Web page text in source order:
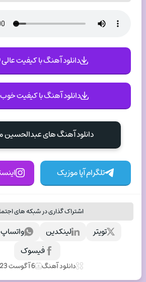
دانلود آهنگ با کیفیت عالی 320
دانلود آهنگ با کیفیت خوب 128
دانلود آهنگ های عبدالحسین
تلگرام آپا موزیک
اشتراک گذاری در شبکه های
واتساپ لینکدین
تویتر
فیسوک
دانلود آهنگ 6 آگوست 2023